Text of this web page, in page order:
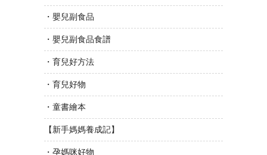
・嬰兒副食品
・嬰兒副食品食譜
・育兒好方法
・育兒好物
・童書繪本
【新手媽媽養成記】
・孕媽咪好物